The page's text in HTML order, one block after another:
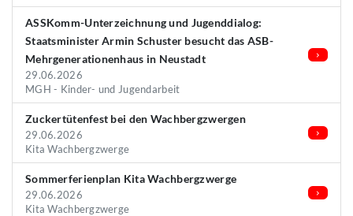
ASSKomm-Unterzeichnung und Jugenddialog:
Staatsminister Armin Schuster besucht das ASB-
Mehrgenerationenhaus in Neustadt
29.06.2026
MGH - Kinder- und Jugendarbeit
Zuckertütenfest bei den Wachbergzwergen
29.06.2026
Kita Wachbergzwerge
Sommerferienplan Kita Wachbergzwerge
29.06.2026
Kita Wachbergzwerge